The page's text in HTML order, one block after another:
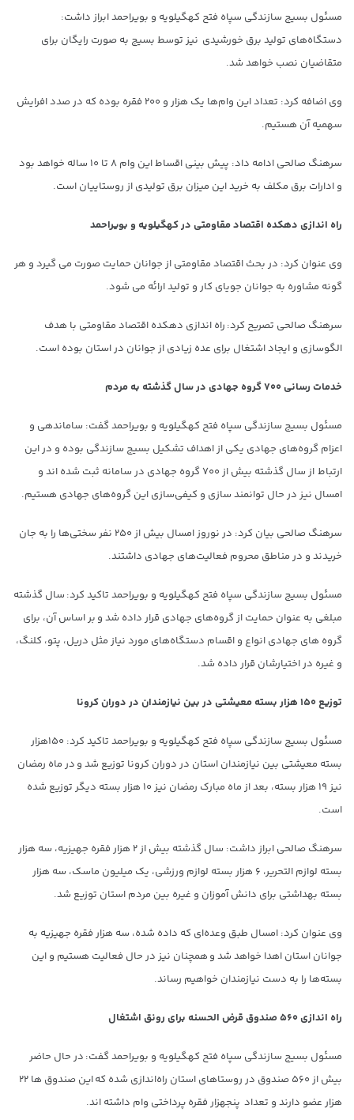
مسئول بسیج سازندگی سپاه فتح کهگیلویه و بویراحمد ابراز داشت:
دستگاه‌های تولید برق خورشیدی نیز توسط بسیج به صورت رایگان برای
متقاضیان نصب خواهد شد.
وی اضافه کرد: تعداد این وام‌ها یک هزار و ۲۰۰ فقره بوده که در صدد افرایش
سهمیه آن هستیم.
سرهنگ صالحی ادامه داد: پیش بینی اقساط این وام ۸ تا ۱۰ ساله خواهد بود
و ادارات برق مکلف به خرید این میزان برق تولیدی از روستاییان است.
راه اندازی دهکده اقتصاد مقاومتی در کهگیلویه و بویراحمد
وی عنوان کرد: در بحث اقتصاد مقاومتی از جوانان حمایت صورت می گیرد و هر
گونه مشاوره به جوانان جویای کار و تولید ارائه می شود.
سرهنگ صالحی تصریح کرد: راه اندازی دهکده اقتصاد مقاومتی با هدف
الگوسازی و ایجاد اشتغال برای عده زیادی از جوانان در استان بوده است.
خدمات رسانی ۷۰۰ گروه جهادی در سال گذشته به مردم
مسئول بسیج سازندگی سپاه فتح کهگیلویه و بویراحمد گفت: ساماندهی و
اعزام گروه‌های جهادی یکی از اهداف تشکیل بسیج سازندگی بوده و در این
ارتباط از سال گذشته بیش از ۷۰۰ گروه جهادی در سامانه ثبت شده اند و
امسال نیز در حال توانمند سازی و کیفی‌سازی این گروه‌های جهادی هستیم.
سرهنگ صالحی بیان کرد: در نوروز امسال بیش از ۲۵۰ نفر سختی‌ها را به جان
خریدند و در مناطق محروم فعالیت‌های جهادی داشتند.
مسئول بسیج سازندگی سپاه فتح کهگیلویه و بویراحمد تاکید کرد: سال گذشته
مبلغی به عنوان حمایت از گروه‌های جهادی قرار داده شد و بر اساس آن، برای
گروه های جهادی انواع و اقسام دستگاه‌های مورد نیاز مثل دریل، پتو، کلنگ،
و غیره در اختیارشان قرار داده شد.
توزیع ۱۵۰ هزار بسته معیشتی در بین نیازمندان در دوران کرونا
مسئول بسیج سازندگی سپاه فتح کهگیلویه و بویراحمد تاکید کرد: ۱۵۰هزار
بسته معیشتی بین نیازمندان استان در دوران کرونا توزیع شد و در ماه رمضان
نیز ۱۹ هزار بسته، بعد از ماه مبارک رمضان نیز ۱۰ هزار بسته دیگر توزیع شده
است.
سرهنگ صالحی ابراز داشت: سال گذشته بیش از ۲ هزار فقره جهیزیه، سه هزار
بسته لوازم التحریر، ۶ هزار بسته لوازم ورزشی، یک میلیون ماسک، سه هزار
بسته بهداشتی برای دانش آموزان و غیره بین مردم استان توزیع شد.
وی عنوان کرد: امسال طبق وعده‌ای که داده شده، سه هزار فقره جهیزیه به
جوانان استان اهدا خواهد شد و همچنان نیز در حال فعالیت هستیم و این
بسته‌ها را به دست نیازمندان خواهیم رساند.
راه اندازی ۵۶۰ صندوق قرض الحسنه برای رونق اشتغال
مسئول بسیج سازندگی سپاه فتح کهگیلویه و بویراحمد گفت: در حال حاضر
بیش از ۵۶۰ صندوق در روستاهای استان راه‌اندازی شده که این صندوق ها ۲۲
هزار عضو دارند و تعداد پنجهزار فقره پرداختی وام داشته اند.